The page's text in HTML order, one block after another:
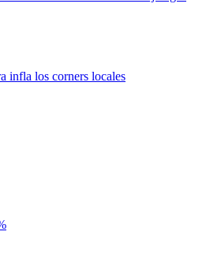
infla los corners locales